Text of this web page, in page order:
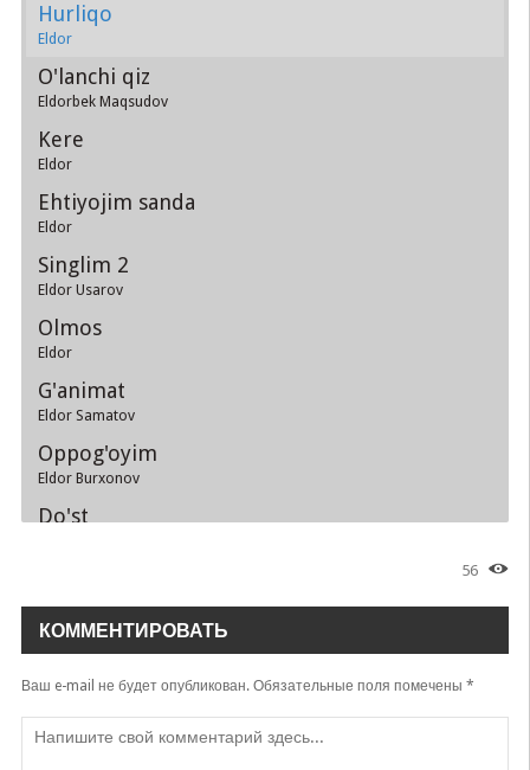
Hurliqo
Eldor
O'lanchi qiz
Eldorbek Maqsudov
Kere
Eldor
Ehtiyojim sanda
Eldor
Singlim 2
Eldor Usarov
Olmos
Eldor
G'animat
Eldor Samatov
Oppog'oyim
Eldor Burxonov
Do'st
Eldorbek Hakimov
Yolg'on
Eldor Usarov
56
КОММЕНТИРОВАТЬ
Ваш e-mail не будет опубликован.Обязательные поля помечены *